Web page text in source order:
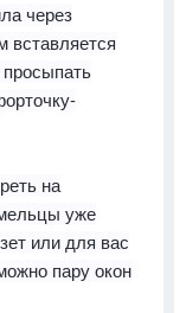
через
на
уже
или для вас
пару окон